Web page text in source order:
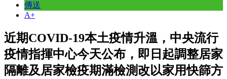
傳送
A+
近期COVID-19本土疫情升溫，中央流行
疫情指揮中心今天公布，即日起調整居家
隔離及居家檢疫期滿檢測改以家用快篩方